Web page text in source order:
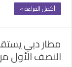
أكمل القراءة »
النصف الأول